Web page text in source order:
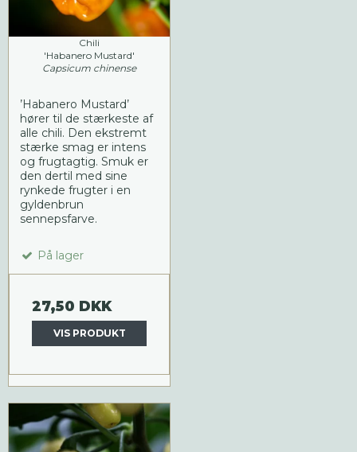
Chili
'Habanero Mustard'
Capsicum chinense
’Habanero Mustard’
hører til de stærkeste af
alle chili. Den ekstremt
stærke smag er intens
og frugtagtig. Smuk er
den dertil med sine
rynkede frugter i en
gyldenbrun
sennepsfarve.
På lager
27,50 DKK
VIS PRODUKT